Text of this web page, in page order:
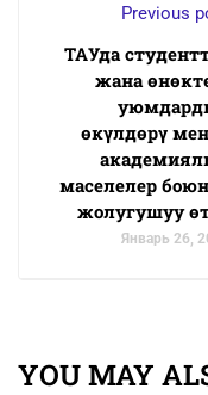
Previous
ТАУда
жана
өкүлдөрү
маселелер
жолугушуу
Январь 26,
YOU MAY